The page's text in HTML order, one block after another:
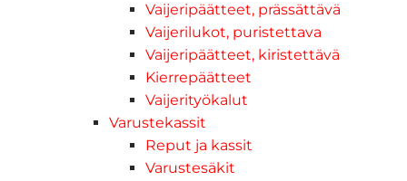
Vaijeripäätteet, prässättävä
Vaijerilukot, puristettava
Vaijeripäätteet, kiristettävä
Kierrepäätteet
Vaijerityökalut
Varustekassit
Reput ja kassit
Varustesäkit